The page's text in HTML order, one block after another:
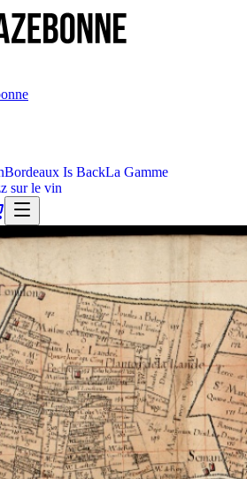
Bordeaux Is BackLa Gamme
sur le vin